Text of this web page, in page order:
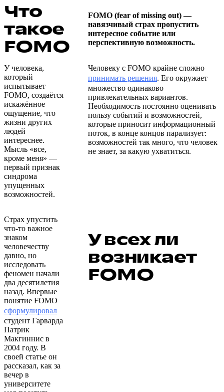
Что
такое
FOMO
FOMO (fear of missing out) —
навязчивый страх пропустить
интересное событие или
перспективную возможность.
У человека,
который
испытывает
FOMO, создаётся
искажённое
ощущение, что
жизни других
людей
интереснее.
Мысль «все,
кроме меня» —
первый признак
синдрома
упущенных
возможностей.
Человеку с FOMO крайне сложно
принимать решения. Его окружает
множество одинаково
привлекательных вариантов.
Необходимость постоянно оценивать
пользу событий и возможностей,
которые приносит информационный
поток, в конце концов парализует:
возможностей так много, что человек
не знает, за какую ухватиться.
Страх упустить
что-то важное
знаком
человечеству
давно, но
исследовать
феномен начали
два десятилетия
назад. Впервые
понятие FOMO
сформулировал
студент Гарварда
Патрик
Макгиннис в
2004 году. В
своей статье он
рассказал, как за
вечер в
университете
У всех ли
возникает
FOMO